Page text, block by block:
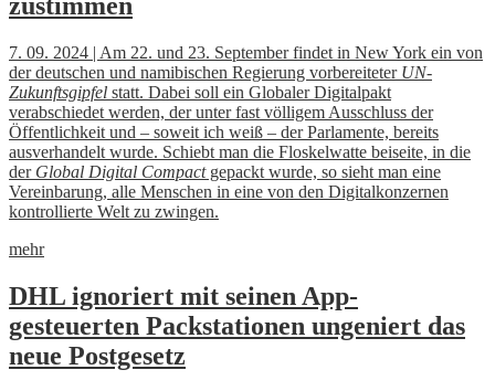
7. 09. 2024 | Am 22. und 23. September findet in New York ein von
der deutschen und namibischen Regierung vorbereiteter UN-
Zukunftsgipfel statt. Dabei soll ein Globaler Digitalpakt
verabschiedet werden, der unter fast völligem Ausschluss der
Öffentlichkeit und – soweit ich weiß – der Parlamente, bereits
ausverhandelt wurde. Schiebt man die Floskelwatte beiseite, in die
der Global Digital Compactgepackt wurde, so sieht man eine
Vereinbarung, alle Menschen in eine von den Digitalkonzernen
kontrollierte Welt zu zwingen.
mehr
DHL ignoriert mit seinen App-
gesteuerten Packstationen ungeniert das
neue Postgesetz